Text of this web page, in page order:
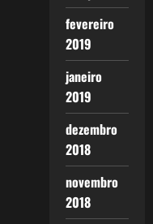
fevereiro
2019
janeiro
2019
dezembro
2018
novembro
2018